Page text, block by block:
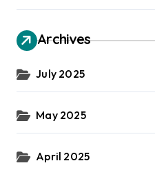
Archives
July 2025
May 2025
April 2025